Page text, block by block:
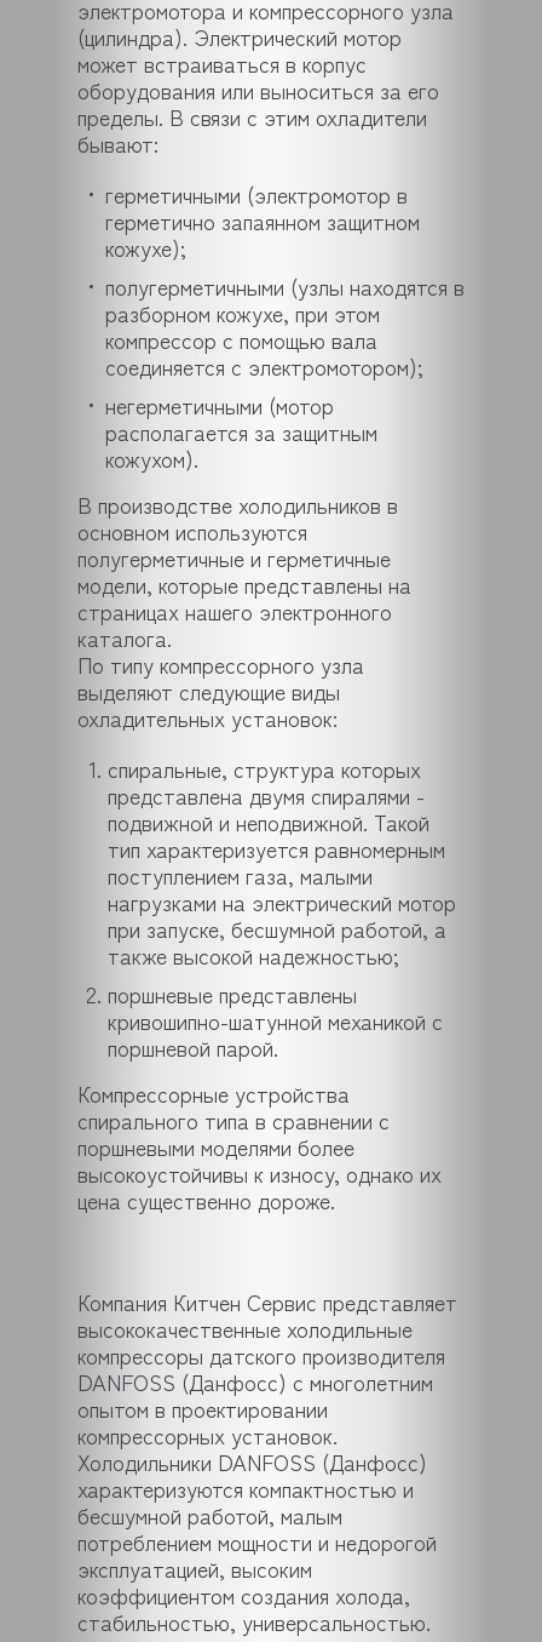
электромотора и компрессорного узла
(цилиндра). Электрический мотор
может встраиваться в корпус
оборудования или выноситься за его
пределы. В связи с этим охладители
бывают:
герметичными (электромотор в
герметично запаянном защитном
кожухе);
полугерметичными (узлы находятся в
разборном кожухе, при этом
компрессор с помощью вала
соединяется с электромотором);
негерметичными (мотор
располагается за защитным
кожухом).
В производстве холодильников в
основном используются
полугерметичные и герметичные
модели, которые представлены на
страницах нашего электронного
каталога.
По типу компрессорного узла
выделяют следующие виды
охладительных установок:
спиральные, структура которых
представлена двумя спиралями -
подвижной и неподвижной. Такой
тип характеризуется равномерным
поступлением газа, малыми
нагрузками на электрический мотор
при запуске, бесшумной работой, а
также высокой надежностью;
поршневые представлены
кривошипно-шатунной механикой с
поршневой парой.
Компрессорные устройства
спирального типа в сравнении с
поршневыми моделями более
высокоустойчивы к износу, однако их
цена существенно дороже.
Компания Китчен Сервис представляет
высококачественные холодильные
компрессоры датского производителя
DANFOSS (Данфосс) с многолетним
опытом в проектировании
компрессорных установок.
Холодильники DANFOSS (Данфосс)
характеризуются компактностью и
бесшумной работой, малым
потреблением мощности и недорогой
эксплуатацией, высоким
коэффициентом создания холода,
стабильностью, универсальностью.